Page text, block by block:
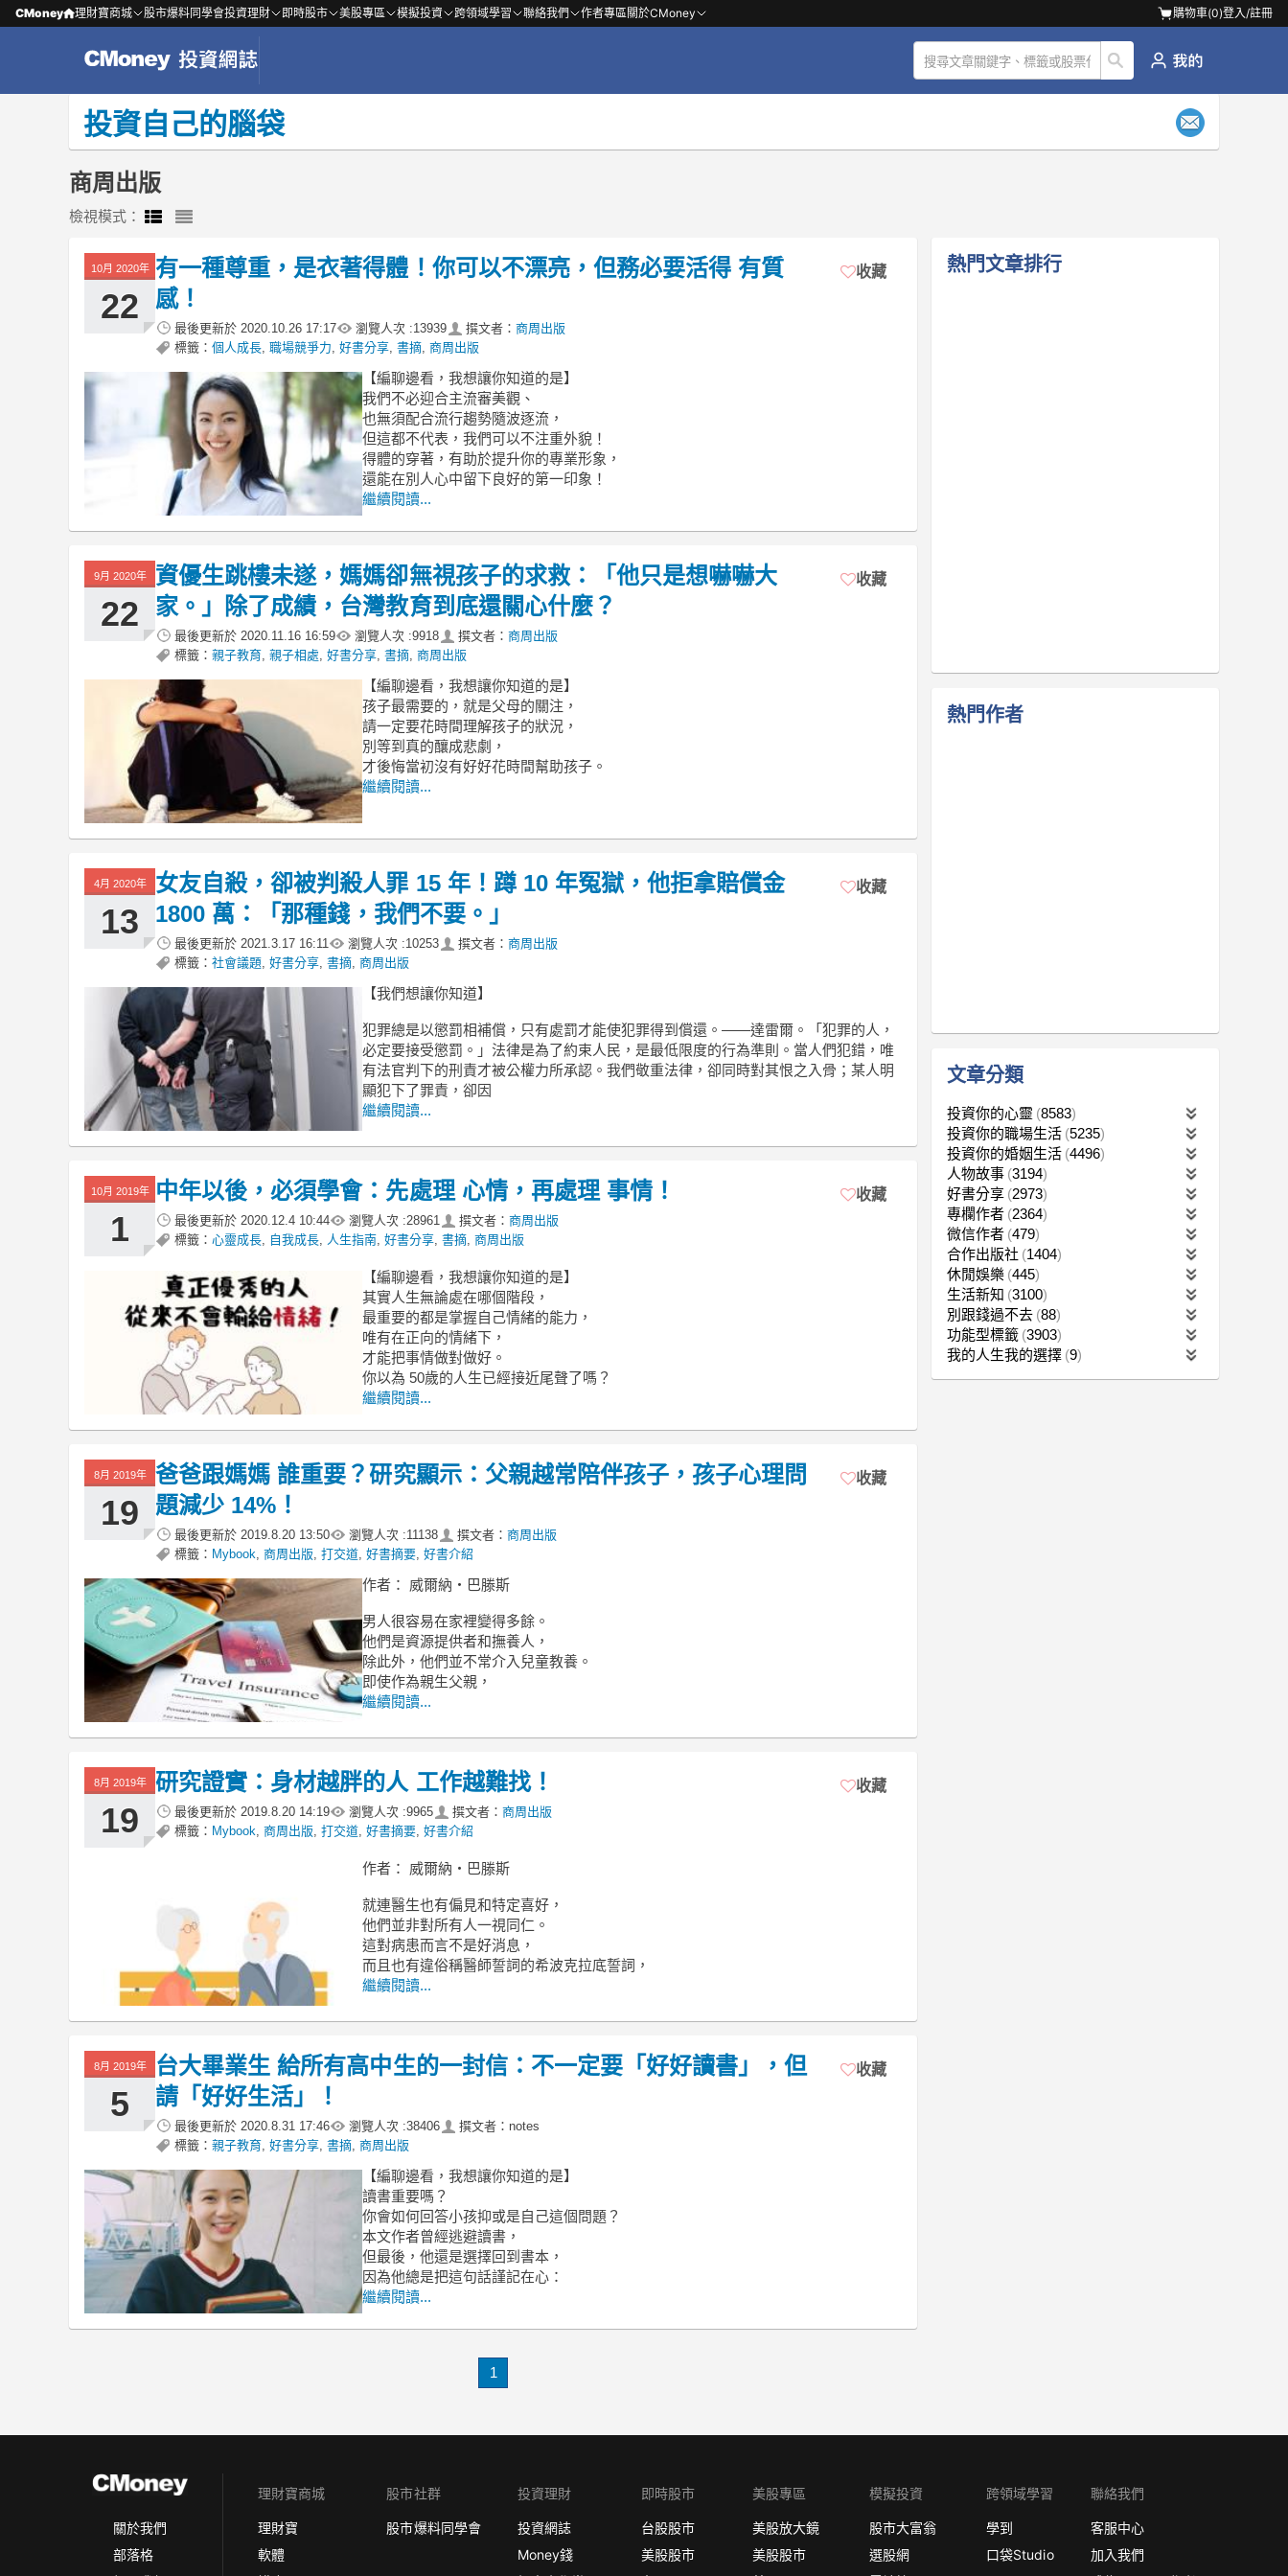
CMoney 理財寶商城 股市爆料同學會投資理財 即時股市 美股專區 模擬投資 跨領域學習 聯絡我們 作者專區關於CMoney 購物車(0)登入/註冊
投資自己的腦袋
商周出版
檢視模式：
10月 2020年
22
有一種尊重，是衣著得體！你可以不漂亮，但務必要活得 有質
感！
最後更新於 2020.10.26 17:17 瀏覽人次 :13939 撰文者： 商周出版
標籤： 個人成長 職場競爭力 好書分享 書摘 商周出版
收藏
【編聊邊看，我想讓你知道的是】
我們不必迎合主流審美觀、
也無須配合流行趨勢隨波逐流，
但這都不代表，我們可以不注重外貌！
得體的穿著，有助於提升你的專業形象，
還能在別人心中留下良好的第一印象！
繼續閱讀...
9月 2020年
22
資優生跳樓未遂，媽媽卻無視孩子的求救：「他只是想嚇嚇大
家。」除了成績，台灣教育到底還關心什麼？
最後更新於 2020.11.16 16:59 瀏覽人次 :9918 撰文者： 商周出版
標籤： 親子教育 親子相處 好書分享 書摘 商周出版
收藏
【編聊邊看，我想讓你知道的是】
孩子最需要的，就是父母的關注，
請一定要花時間理解孩子的狀況，
別等到真的釀成悲劇，
才後悔當初沒有好好花時間幫助孩子。
繼續閱讀...
4月 2020年
13
女友自殺，卻被判殺人罪 15 年！蹲 10 年冤獄，他拒拿賠償金
1800 萬：「那種錢，我們不要。」
最後更新於 2021.3.17 16:11 瀏覽人次 :10253 撰文者： 商周出版
標籤： 社會議題 好書分享 書摘 商周出版
收藏
【我們想讓你知道】
犯罪總是以懲罰相補償，只有處罰才能使犯罪得到償還。——達雷爾。「犯罪的人，
必定要接受懲罰。」法律是為了約束人民，是最低限度的行為準則。當人們犯錯，唯
有法官判下的刑責才被公權力所承認。我們敬重法律，卻同時對其恨之入骨；某人明
顯犯下了罪責，卻因
繼續閱讀...
10月 2019年
1
中年以後，必須學會：先處理 心情，再處理 事情！
最後更新於 2020.12.4 10:44 瀏覽人次 :28961 撰文者： 商周出版
標籤： 心靈成長 自我成長 人生指南 好書分享 書摘 商周出版
收藏
【編聊邊看，我想讓你知道的是】
其實人生無論處在哪個階段，
最重要的都是掌握自己情緒的能力，
唯有在正向的情緒下，
才能把事情做對做好。
你以為 50歲的人生已經接近尾聲了嗎？
繼續閱讀...
8月 2019年
19
爸爸跟媽媽 誰重要？研究顯示：父親越常陪伴孩子，孩子心理問
題減少 14%！
最後更新於 2019.8.20 13:50 瀏覽人次 :11138 撰文者： 商周出版
標籤： Mybook 商周出版 打交道 好書摘要 好書介紹
收藏
作者： 威爾納‧巴滕斯
男人很容易在家裡變得多餘。
他們是資源提供者和撫養人，
除此外，他們並不常介入兒童教養。
即使作為親生父親，
繼續閱讀...
8月 2019年
19
研究證實：身材越胖的人 工作越難找！
最後更新於 2019.8.20 14:19 瀏覽人次 :9965 撰文者： 商周出版
標籤： Mybook 商周出版 打交道 好書摘要 好書介紹
收藏
作者： 威爾納‧巴滕斯
就連醫生也有偏見和特定喜好，
他們並非對所有人一視同仁。
這對病患而言不是好消息，
而且也有違俗稱醫師誓詞的希波克拉底誓詞，
繼續閱讀...
8月 2019年
5
台大畢業生 給所有高中生的一封信：不一定要「好好讀書」，但
請「好好生活」！
最後更新於 2020.8.31 17:46 瀏覽人次 :38406
撰文者：notes
標籤： 親子教育 好書分享 書摘 商周出版
收藏
【編聊邊看，我想讓你知道的是】
讀書重要嗎？
你會如何回答小孩抑或是自己這個問題？
本文作者曾經逃避讀書，
但最後，他還是選擇回到書本，
因為他總是把這句話謹記在心：
繼續閱讀...
1
熱門文章排行
熱門作者
文章分類
投資你的心靈 8583
投資你的職場生活 5235
投資你的婚姻生活 4496
人物故事 3194
好書分享 2973
專欄作者 2364
微信作者 479
合作出版社 1404
休閒娛樂 445
生活新知 3100
別跟錢過不去 88
功能型標籤 3903
我的人生我的選擇 9
關於我們
部落格
理財寶商城
理財寶
軟體
股市社群
股市爆料同學會
投資理財
投資網誌
Money錢
即時股市
台股股市
美股股市
美股專區
美股放大鏡
美股股市
模擬投資
股市大富翁
選股網
跨領域學習
學到
口袋Studio
聯絡我們
客服中心
加入我們